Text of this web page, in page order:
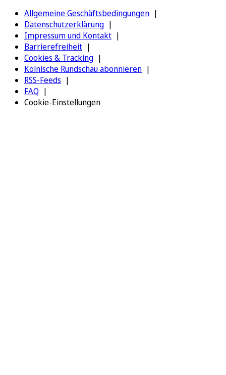
Allgemeine Geschäftsbedingungen
Datenschutzerklärung
Impressum und Kontakt
Barrierefreiheit
Cookies & Tracking
Kölnische Rundschau abonnieren
RSS-Feeds
FAQ
Cookie-Einstellungen